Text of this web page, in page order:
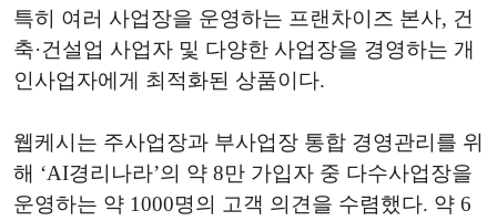
특히 여러 사업장을 운영하는 프랜차이즈 본사, 건
축·건설업 사업자 및 다양한 사업장을 경영하는 개
인사업자에게 최적화된 상품이다.
웹케시는 주사업장과 부사업장 통합 경영관리를 위
해 ‘AI경리나라’의 약 8만 가입자 중 다수사업장을
운영하는 약 1000명의 고객 의견을 수렴했다. 약 6